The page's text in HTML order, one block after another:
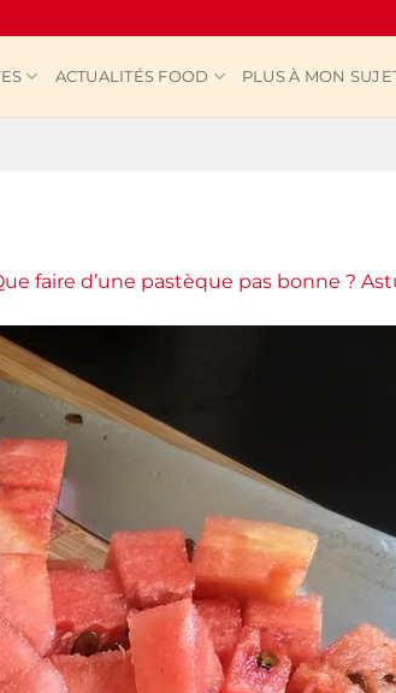
ACTUALITÉS FOOD PLUS À MON
faire d’une pastèque pas bonne ?